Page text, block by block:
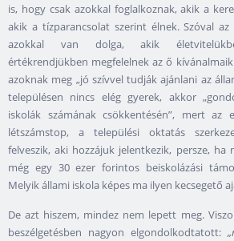
is, hogy csak azokkal foglalkoznak, akik a
akik a tízparancsolat szerint élnek. Szóval az
azokkal van dolga, akik
értékrendjükben megfelelnek az ő
azoknak meg „jó szívvel tudják ajánlani az
településen nincs elég gyerek, akkor
iskolák számának csökkentésén”, mert az
létszámstop, a települési oktatás
felveszik, aki hozzájuk jelentkezik, persze, ha
még egy 30 ezer forintos beiskolázási
Melyik állami iskola képes ma ilyen kecsegető
De azt hiszem, mindez nem lepett meg.
beszélgetésben nagyon elgondolkodtatott: